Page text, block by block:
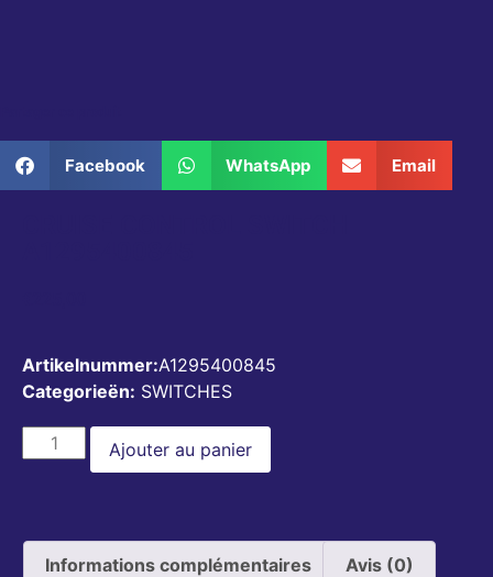
Facebook WhatsApp Email
Artikelnummer:A1295400845
Categorieën: SWITCHES
Ajouter au panier
Informations complémentaires Avis (0)